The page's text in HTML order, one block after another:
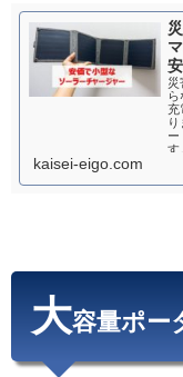
災
充
ー
す
kaisei-eigo.com
大容量ポー